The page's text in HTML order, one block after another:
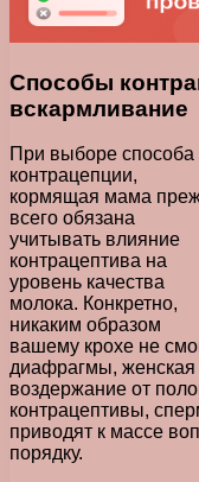
Способы
вскармливание
При выборе способа
контрацепции,
кормящая мама
всего обязана
учитывать влияние
контрацептива на
уровень качества
молока. Конкретно,
никаким образом
вашему крохе не
диафрагмы, женская
воздержание от
контрацептивы,
приводят к массе
порядку.